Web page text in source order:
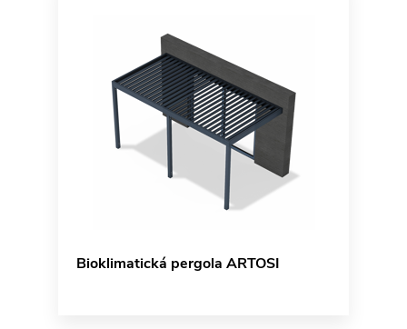
Bioklimatická pergola ARTOSI